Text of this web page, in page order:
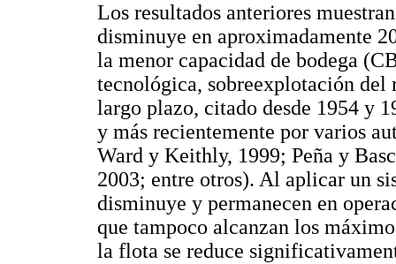
Los resultados anteriores
disminuye en aproximadamente
la menor capacidad de bodega
tecnológica, sobreexplotación del
largo plazo, citado desde 1954 y
y más recientemente por varios
Ward y Keithly, 1999; Peña y
2003; entre otros). Al aplicar un
disminuye y permanecen en
que tampoco alcanzan los
la flota se reduce